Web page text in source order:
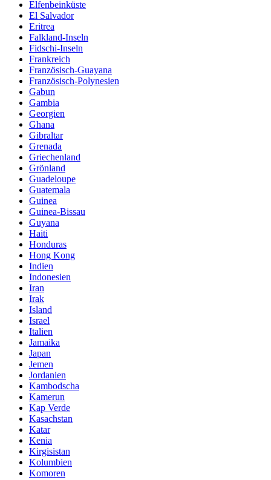
Elfenbeinküste
El Salvador
Eritrea
Falkland-Inseln
Fidschi-Inseln
Frankreich
Französisch-Guayana
Französisch-Polynesien
Gabun
Gambia
Georgien
Ghana
Gibraltar
Grenada
Griechenland
Grönland
Guadeloupe
Guatemala
Guinea
Guinea-Bissau
Guyana
Haiti
Honduras
Hong Kong
Indien
Indonesien
Iran
Irak
Island
Israel
Italien
Jamaika
Japan
Jemen
Jordanien
Kambodscha
Kamerun
Kap Verde
Kasachstan
Katar
Kenia
Kirgisistan
Kolumbien
Komoren